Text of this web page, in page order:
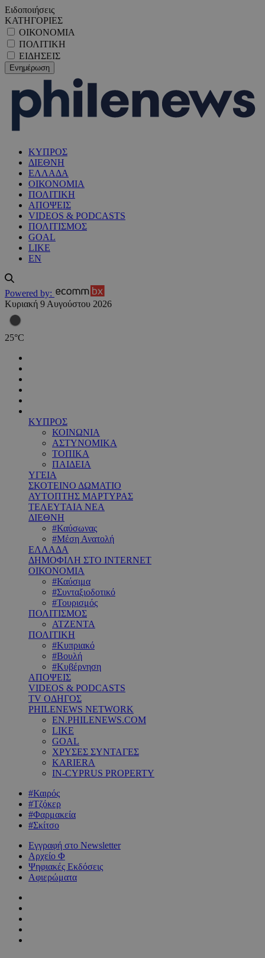
Ειδοποιήσεις
ΚΑΤΗΓΟΡΙΕΣ
ΟΙΚΟΝΟΜΙΑ
ΠΟΛΙΤΙΚΗ
ΕΙΔΗΣΕΙΣ
ΚΥΠΡΟΣ
ΔΙΕΘΝΗ
ΕΛΛΑΔΑ
ΟΙΚΟΝΟΜΙΑ
ΠΟΛΙΤΙΚΗ
ΑΠΟΨΕΙΣ
VIDEOS & PODCASTS
ΠΟΛΙΤΙΣΜΟΣ
GOAL
LIKE
EN
Powered by:
Κυριακή 9 Αυγούστου 2026
25°C
ΚΥΠΡΟΣ
ΚΟΙΝΩΝΙΑ
ΑΣΤΥΝΟΜΙΚΑ
ΤΟΠΙΚΑ
ΠΑΙΔΕΙΑ
ΥΓΕΙΑ
ΣΚΟΤΕΙΝΟ ΔΩΜΑΤΙΟ
ΑΥΤΟΠΤΗΣ ΜΑΡΤΥΡΑΣ
ΤΕΛΕΥΤΑΙΑ ΝΕΑ
ΔΙΕΘΝΗ
#Καύσωνας
#Μέση Ανατολή
ΕΛΛΑΔΑ
ΔΗΜΟΦΙΛΗ ΣΤΟ INTERNET
ΟΙΚΟΝΟΜΙΑ
#Καύσιμα
#Συνταξιοδοτικό
#Τουρισμός
ΠΟΛΙΤΙΣΜΟΣ
ΑΤΖΕΝΤΑ
ΠΟΛΙΤΙΚΗ
#Κυπριακό
#Βουλή
#Κυβέρνηση
ΑΠΟΨΕΙΣ
VIDEOS & PODCASTS
TV ΟΔΗΓΟΣ
PHILENEWS NETWORK
EN.PHILENEWS.COM
LIKE
GOAL
ΧΡΥΣΕΣ ΣΥΝΤΑΓΕΣ
KARIERA
IN-CYPRUS PROPERTY
#Καιρός
#Τζόκερ
#Φαρμακεία
#Σκίτσο
Εγγραφή στο Newsletter
Αρχείο Φ
Ψηφιακές Εκδόσεις
Αφιερώματα